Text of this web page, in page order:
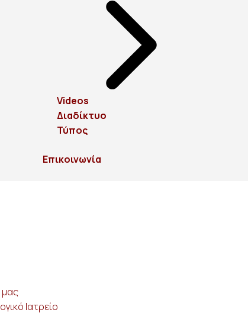
Videos
Διαδίκτυο
Τύπος
Επικοινωνία
μας
Ιατρείο